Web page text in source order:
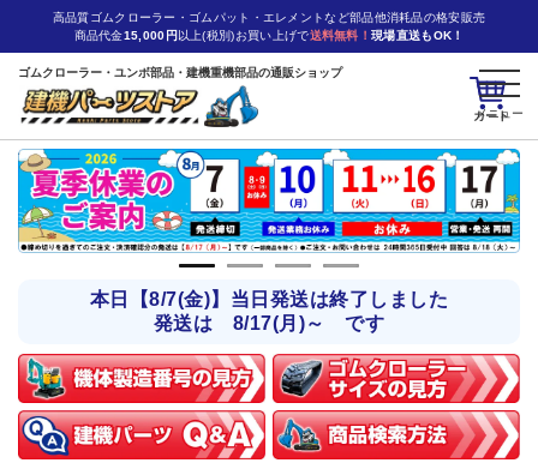
カート
高品質ゴムクローラー・ゴムパット・エレメントなど部品他消耗品の格安販売
商品代金15,000円 以上(税別)お買い上げで送料無料！ 現場直送もOK！
ゴムクローラー・ユンボ部品・建機重機部品の通販ショップ
本日【8/7(金)】当日発送は終了しました
発送は 8/17(月)～ です